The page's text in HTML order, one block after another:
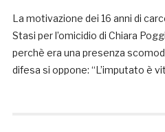
La motivazione dei 16 anni di
Stasi per l’omicidio di Chiara
perchè era una presenza
difesa si oppone: “L’imputato è